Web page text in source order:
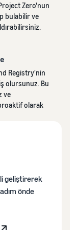
Zero'nun
bulabilir ve
Registry'nin
olursunuz. Bu
ve
olarak
geliştirerek
önde